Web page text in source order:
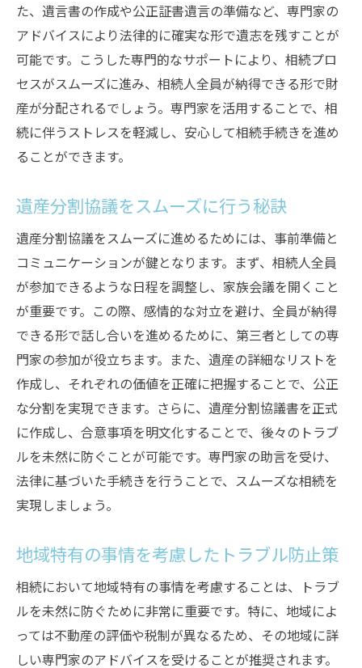
相続計画における多角的視点の重要性
専門家チームによる協働アプローチ
相続問題の根本原因を理解する方法
解決策の多様化がもたらすメリット
家族の意見を調和させるアプローチ
た、遺言書の作成や公正証書遺言の準備など、専門家の
アドバイスにより法律的に確実な形で遺志を残すことが
可能です。こうした専門的なサポートにより、相続プロ
セスがスムーズに進み、相続人全員が納得できる形で財
産が分配されるでしょう。専門家を活用することで、相
続に伴うストレスを軽減し、安心して相続手続きを進め
ることができます。
遺産分割協議をスムーズに行う秘訣
遺産分割協議をスムーズに進めるためには、事前準備と
コミュニケーションが鍵となります。まず、相続人全員
が参加できるような日程を調整し、家族会議を開くこと
が重要です。この際、感情的な対立を避け、全員が納得
できる形で話し合いを進めるために、第三者としての専
門家の参加が役立ちます。また、遺産の詳細なリストを
作成し、それぞれの価値を正確に把握することで、公正
な分割を実現できます。さらに、遺産分割協議書を正式
に作成し、合意事項を明文化することで、後々のトラブ
ルを未然に防ぐことが可能です。専門家の助言を受け、
法律に基づいた手続きを行うことで、スムーズな相続を
実現しましょう。
地域特有の事情を考慮したトラブル防止策
相続において地域特有の事情を考慮することは、トラブ
ルを未然に防ぐために非常に重要です。特に、地域によ
っては不動産の評価や税制が異なるため、その地域に詳
しい専門家のアドバイスを受けることが推奨されます。